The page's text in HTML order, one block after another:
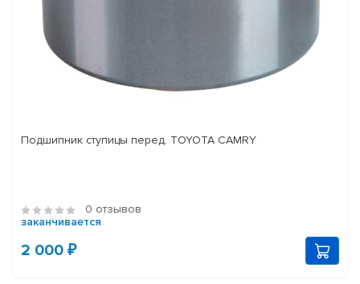
Подшипник ступицы перед. TOYOTA CAMRY
0 отзывов
заканчивается
2 000 ₽